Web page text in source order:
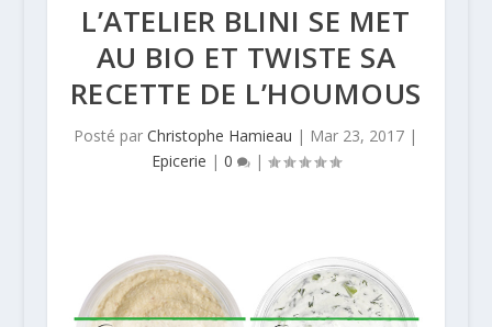
L’ATELIER BLINI SE MET
AU BIO ET TWISTE SA
RECETTE DE L’HOUMOUS
Posté parChristophe Hamieau | Mar 23, 2017 |
Epicerie | 0 |